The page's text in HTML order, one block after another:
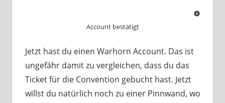
Account bestätigt
Jetzt hast du einen Warhorn Account. Das ist
ungefähr damit zu vergleichen, dass du das
Ticket für die Convention gebucht hast. Jetzt
willst du natürlich noch zu einer Pinnwand, wo